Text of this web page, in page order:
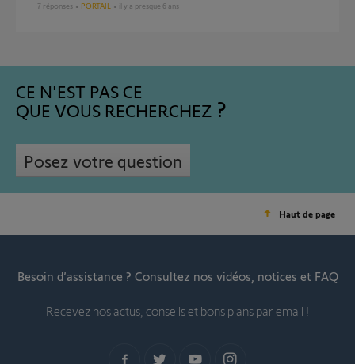
7 réponses PORTAIL il y a presque 6 ans
CE N'EST PAS CE
QUE VOUS RECHERCHEZ
Posez votre question
Haut de page
Besoin d’assistance ? Consultez nos vidéos, notices et FAQ
Recevez nos actus, conseils et bons plans par email !